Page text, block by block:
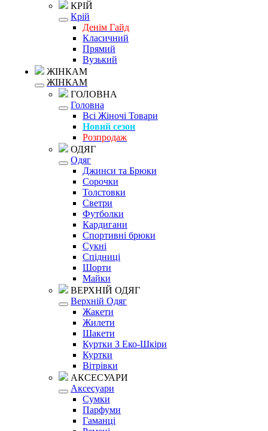
КРІЙ
Крій
Денім Гайд
Класичний
Прямий
Вузький
ЖІНКАМ
ЖІНКАМ
ГОЛОВНА
Головна
Всі Жіночі Товари
Новий сезон
Розпродаж
ОДЯГ
Одяг
Джинси та Брюки
Сорочки
Толстовки
Светри
Футболки
Кардигани
Спортивні брюки
Сукні
Спідниці
Шорти
Майки
ВЕРХНІЙ ОДЯГ
Верхній Одяг
Жакети
Жилети
Шакети
Куртки З Еко-Шкіри
Куртки
Вітрівки
АКСЕСУАРИ
Аксесуари
Сумки
Парфуми
Гаманці